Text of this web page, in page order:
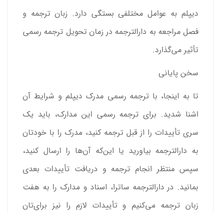
دیپلم به عوامل مختلفی بستگی دارد. زبان ترجمه و
فصل مراجعه به دارالترجمه در زمان تحویل ترجمه رسمی
تأثیر می‌گذارد.
سخن پایانی
تا به اینجا، با ترجمه رسمی مدرک دیپلم و شرایط آن
اشنا شدید. برای ترجمه رسمی این مدارک، باید یک
سری تأییدات را از قبل ترجمه کنید، مدرک را با خودتان
به دارالترجمه بیاورید یا این‌که آن‌ها را ارسال کنید،
سپس منتظر انجام ترجمه و دریافت تأییدات بعدی
بمانید. در دارالترجمه ساترا، اسناد و مدارک را به هفت
زبان ترجمه می‌کنیم و تأییدات لازم را نیز برای‌تان